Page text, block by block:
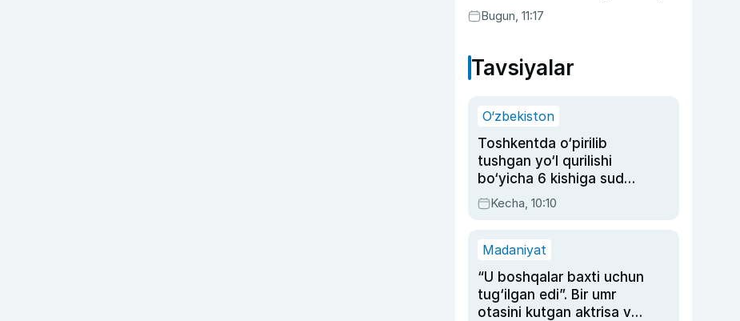
— Microsoft
Bugun, 11:17
Tavsiyalar
O‘zbekiston
Toshkentda o‘pirilib
tushgan yo‘l qurilishi
bo‘yicha 6 kishiga sud
hukmi o‘qildi
Kecha, 10:10
Madaniyat
“U boshqalar baxti uchun
tug‘ilgan edi”. Bir umr
otasini kutgan aktrisa va